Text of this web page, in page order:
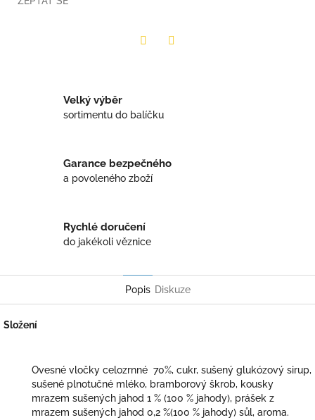
Velký výběr
sortimentu do balíčku
Garance bezpečného
a povoleného zboží
Rychlé doručení
do jakékoli věznice
Popis Diskuze
Složení
Ovesné vločky celozrnné 70%, cukr, sušený glukózový sirup,
sušené plnotučné mléko, bramborový škrob, kousky
mrazem sušených jahod 1 % (100 % jahody), prášek z
mrazem sušených jahod 0,2 %(100 % jahody) sůl, aroma.